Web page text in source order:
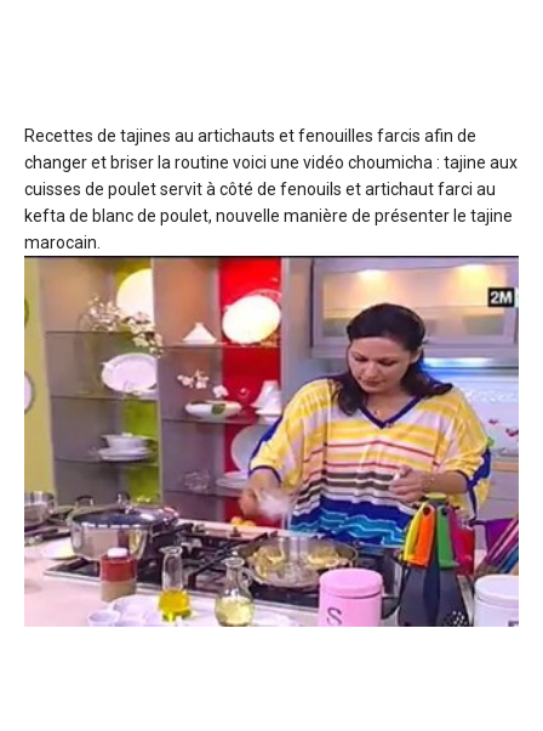
Recettes de tajines au artichauts et fenouilles farcis afin de
changer et briser la routine voici une vidéo choumicha : tajine aux
cuisses de poulet servit à côté de fenouils et artichaut farci au
kefta de blanc de poulet, nouvelle manière de présenter le tajine
marocain.